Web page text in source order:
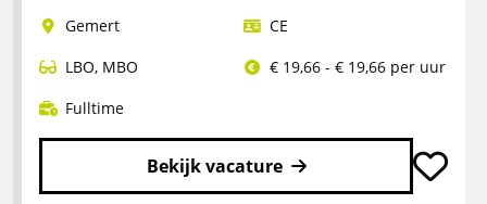
met
doorgroeimogelijkheid
rijbewijs
Gemert
CE
LBO, MBO
€ 19,66 - € 19,66 per uur
Fulltime
Bekijk vacature